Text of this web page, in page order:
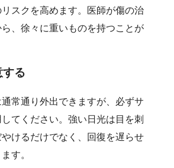
スクを高めます。医師が傷の治
、徐々に重いものを持つことが
る
常通り外出できますが、必ずサ
てください。強い日光は目を刺
けるだけでなく、回復を遅らせ
す。